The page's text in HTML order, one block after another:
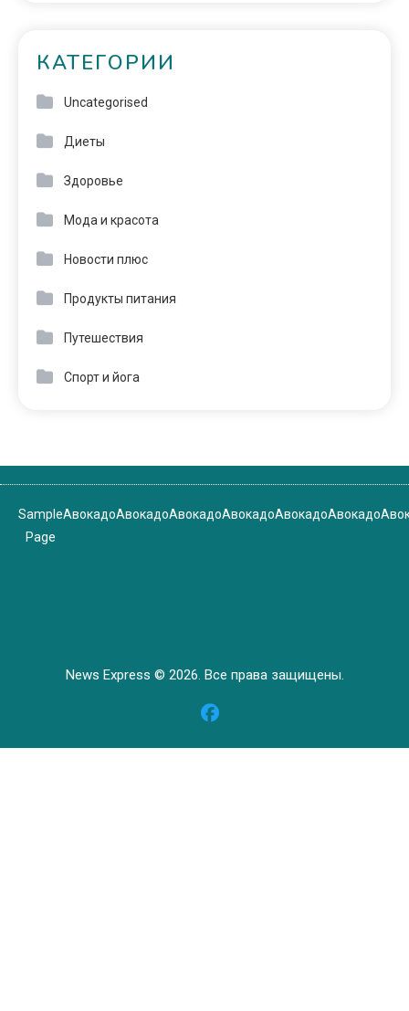
КАТЕГОРИИ
Uncategorised
Диеты
Здоровье
Мода и красота
Новости плюс
Продукты питания
Путешествия
Спорт и йога
Sample
Page
АвокадоАвокадоАвокадоАвокадоАвокадоАвокадо
News Express © 2026. Все права защищены.